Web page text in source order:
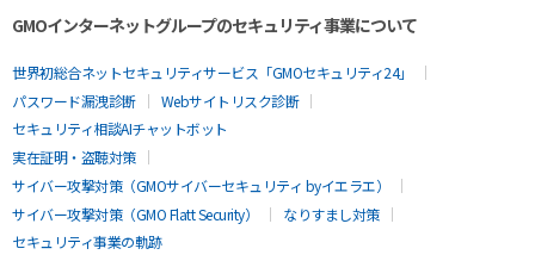
GMOインターネットグループのセキュリティ事業について
世界初総合ネットセキュリティサービス「GMOセキュリティ24」
パスワード漏洩診断
Webサイトリスク診断
セキュリティ相談AIチャットボット
実在証明・盗聴対策
サイバー攻撃対策（GMOサイバーセキュリティ byイエラエ）
サイバー攻撃対策（GMO Flatt Security）
なりすまし対策
セキュリティ事業の軌跡